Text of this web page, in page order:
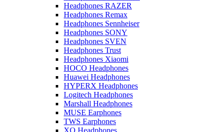
Headphones RAZER
Headphones Remax
Headphones Sennheiser
Headphones SONY
Headphones SVEN
Headphones Trust
Headphones Xiaomi
HOCO Headphones
Huawei Headphones
HYPERX Headphones
Logitech Headphones
Marshall Headphones
MUSE Earphones
TWS Earphones
XO Headphones